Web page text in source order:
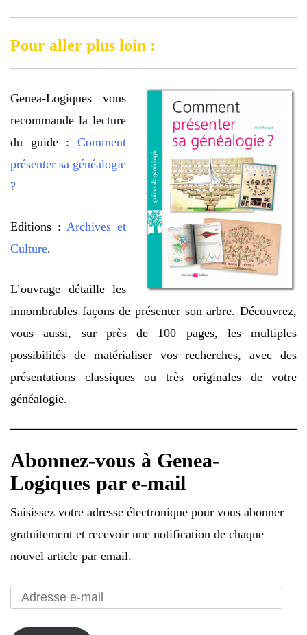
Pour aller plus loin :
Genea-Logiques vous
recommande la lecture
du guide : Comment
présenter sa généalogie
?
Editions : Archives et
Culture.
L’ouvrage détaille les
innombrables façons de présenter son arbre. Découvrez,
vous aussi, sur près de 100 pages, les multiples
possibilités de matérialiser vos recherches, avec des
présentations classiques ou très originales de votre
généalogie.
Abonnez-vous à Genea-
Logiques par e-mail
Saisissez votre adresse électronique pour vous abonner
gratuitement et recevoir une notification de chaque
nouvel article par email.
Adresse